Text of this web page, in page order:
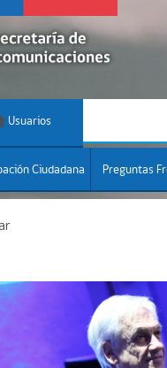
Usuarios
Ciudadana Preguntas